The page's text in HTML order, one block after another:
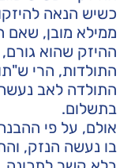
כשיש הנאה
ממילא מובן, שאם
ההיזק שהוא גורם,
התולדות, הרי
התולדה לאב
בתשלום.
אולם, על פי
בו נעשה הנזק,